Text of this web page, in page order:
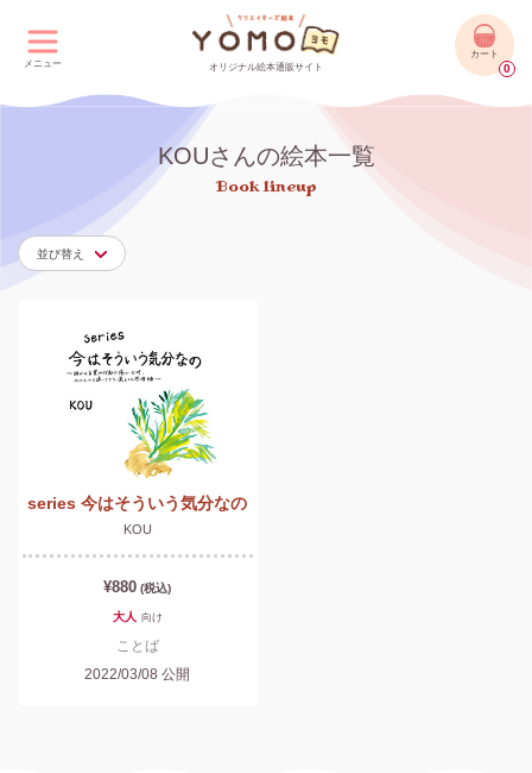
メニュー オリジナル絵本通販サイト
カート
0
KOUさんの絵本一覧
Book lineup
並び替え
series 今はそういう気分なの
KOU
¥880 (税込)
大人 向け
ことば
2022/03/08 公開